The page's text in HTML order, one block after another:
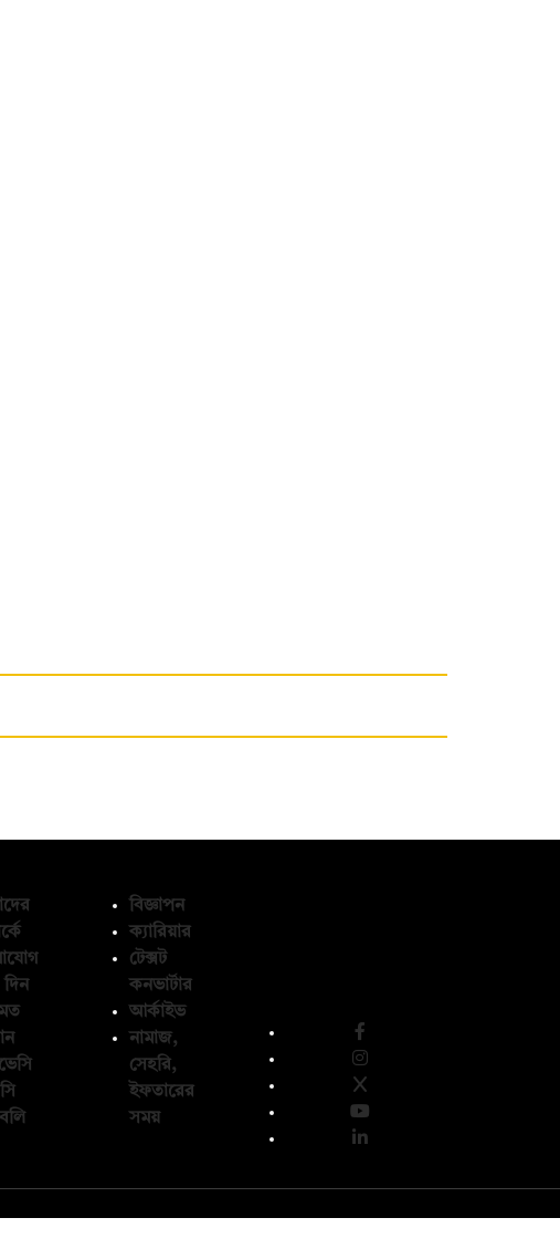
বিজ্ঞাপন
ক্যারিয়ার
টেক্সট
কনভার্টার
আর্কাইভ
নামাজ,
সেহরি,
ইফতারের
সময়